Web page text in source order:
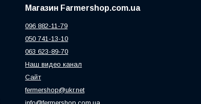
Магазин Farmershop.com.ua
096 882-11-79
050 741-13-10
063 623-89-70
Наш видео канал
Сайт
fermershop@ukr.net